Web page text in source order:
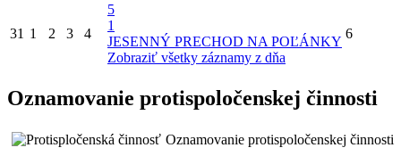
31 1 2 3 4
5
1
JESENNÝ PRECHOD NA POĽÁNKY
Zobraziť všetky záznamy z dňa
6
Oznamovanie protispoločenskej činnosti
Oznamovanie protispoločenskej činnosti